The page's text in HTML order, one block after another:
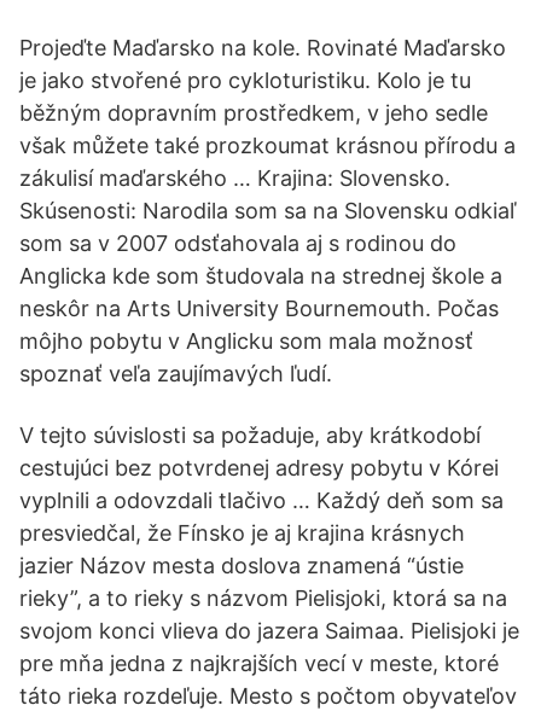
Projeďte Maďarsko na kole. Rovinaté Maďarsko
je jako stvořené pro cykloturistiku. Kolo je tu
běžným dopravním prostředkem, v jeho sedle
však můžete také prozkoumat krásnou přírodu a
zákulisí maďarského … Krajina: Slovensko.
Skúsenosti: Narodila som sa na Slovensku odkiaľ
som sa v 2007 odsťahovala aj s rodinou do
Anglicka kde som študovala na strednej škole a
neskôr na Arts University Bournemouth. Počas
môjho pobytu v Anglicku som mala možnosť
spoznať veľa zaujímavých ľudí.
V tejto súvislosti sa požaduje, aby krátkodobí
cestujúci bez potvrdenej adresy pobytu v Kórei
vyplnili a odovzdali tlačivo … Každý deň som sa
presviedčal, že Fínsko je aj krajina krásnych
jazier Názov mesta doslova znamená “ústie
rieky”, a to rieky s názvom Pielisjoki, ktorá sa na
svojom konci vlieva do jazera Saimaa. Pielisjoki je
pre mňa jedna z najkrajších vecí v meste, ktoré
táto rieka rozdeľuje. Mesto s počtom obyvateľov